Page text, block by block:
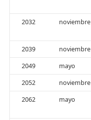
2032
noviembre
2039
noviembre
2049
mayo
2052
noviembre
2062
mayo